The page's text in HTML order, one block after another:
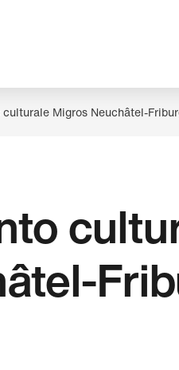
culturale Migros Neuchâtel-